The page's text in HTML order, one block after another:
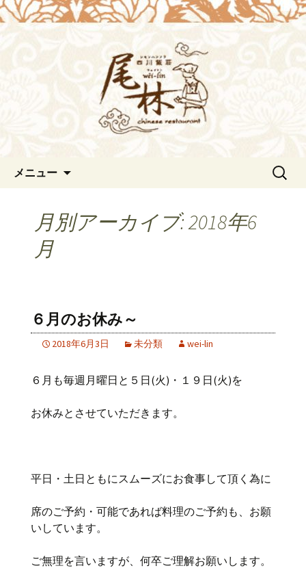
浜松の中華料理[尾林～Wei-
lin（ウェイリン）]からのお知
浜松の中華料理[尾林～Wei-lin（ウェイ
リン）]のブログ。デートや接待にも。
北京ダックも味わえます。
メニュー
検
月別アーカイブ: 2018年6
月
６月のお休み～
2018年6月3日 未分類 wei-lin
６月も毎週月曜日と５日(火)・１９日(火)を
お休みとさせていただきます。
平日・土日ともにスムーズにお食事して頂く為に
席のご予約・可能であれば料理のご予約も、お願
いしています。
ご無理を言いますが、何卒ご理解お願いします。